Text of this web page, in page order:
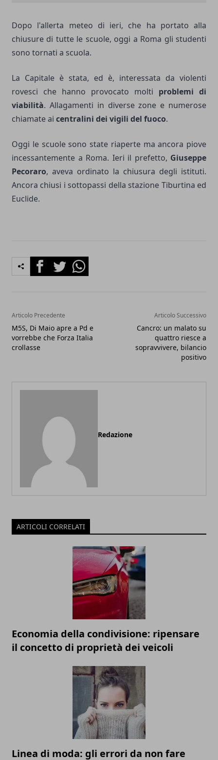
Dopo l'allerta meteo di ieri, che ha portato alla
chiusure di tutte le scuole, oggi a Roma gli studenti
sono tornati a scuola.
La Capitale è stata, ed è, interessata da violenti
rovesci che hanno provocato molti problemi di
viabilità. Allagamenti in diverse zone e numerose
chiamate ai centralini dei vigili del fuoco.
Oggi le scuole sono state riaperte ma ancora piove
incessantemente a Roma. Ieri il prefetto, Giuseppe
Pecoraro, aveva ordinato la chiusura degli istituti.
Ancora chiusi i sottopassi della stazione Tiburtina ed
Euclide.
FacebookTwitterWhatsapp
Articolo Precedente
M5S, Di Maio apre a Pd e
vorrebbe che Forza Italia
crollasse
Articolo Successivo
Cancro: un malato su
quattro riesce a
sopravvivere, bilancio
positivo
Redazione
ARTICOLI CORRELATI
Economia della condivisione: ripensare
il concetto di proprietà dei veicoli
Linea di moda: gli errori da non fare